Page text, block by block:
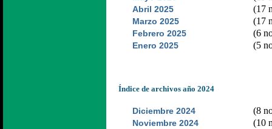
Abril 2025 (17
Marzo 2025 (17
Febrero 2025 (6
Enero 2025 (5
Índice de archivos año 2024
Diciembre 2024 (8
Noviembre 2024 (10